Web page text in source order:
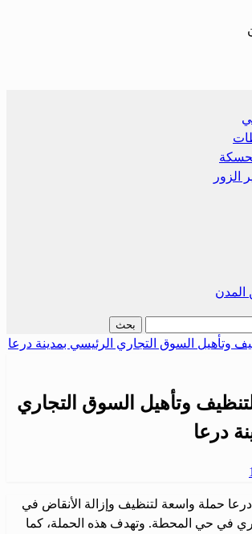
الزور
المدن
وتأهيل السوق التجاري
درعا
حملة واسعة لتنظيف وإزالة الأنقاض في
في حي المحطة. وتهدف هذه الحملة، كما